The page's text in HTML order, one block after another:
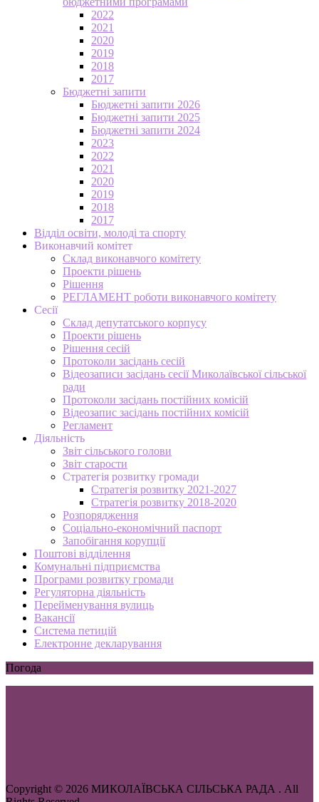
2022
2021
2020
2019
2018
2017
Бюджетні запити
Бюджетні запити 2026
Бюджетні запити 2025
Бюджетні запити 2024
2023
2022
2021
2020
2019
2018
2017
Відділ освіти, молоді та спорту
Виконавчий комітет
Склад виконавчого комітету
Проекти рішень
Рішення
РЕГЛАМЕНТ роботи виконавчого комітету
Сесії
Склад депутатського корпусу
Проекти рішень
Рішення сесій
Протоколи засідань сесій
Відеозаписи засідань сесії Миколаївської сільської
ради
Протоколи засідань постійних комісій
Відеозапис засідань постійних комісій
Регламент
Діяльність
Звіт сільського голови
Звіт старости
Стратегія розвитку громади
Стратегія розвитку 2021-2027
Стратегія розвитку 2018-2020
Розпорядження
Соціально-економічний паспорт
Запобігання корупції
Поштові відділення
Комунальні підприємства
Програми розвитку громади
Регуляторна діяльність
Перейменування вулиць
Вакансії
Система петицій
Електронне декларування
Погода
Copyright © 2026 МИКОЛАЇВСЬКА СІЛЬСЬКА РАДА . All